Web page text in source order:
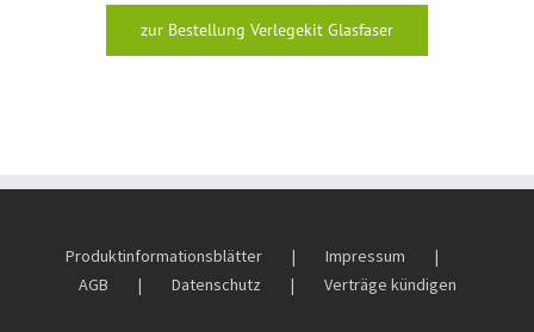
zur Bestellung Verlegekit Glasfaser
Produktinformationsblätter
Impressum
AGB
Datenschutz Verträge kündigen